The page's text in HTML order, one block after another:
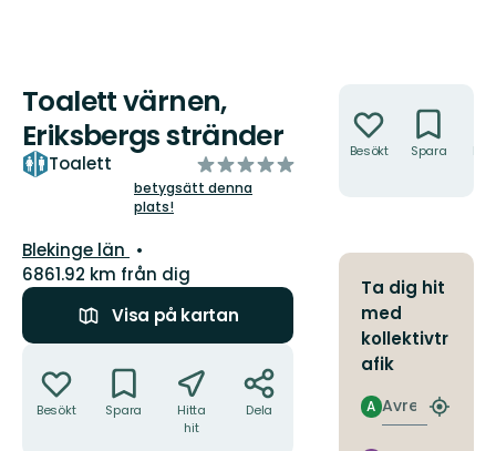
Toalett värnen,
Eriksbergs stränder
Toalett
av
5
betygsätt denna
plats!
Län:
Blekinge län
6861.92 km från dig
Visa på kartan
Besökt Spara
Hitta
hit
Dela
Besökt Spara
Ta dig hit
med
kollektivtr
afik
Avresa
A
Hitta